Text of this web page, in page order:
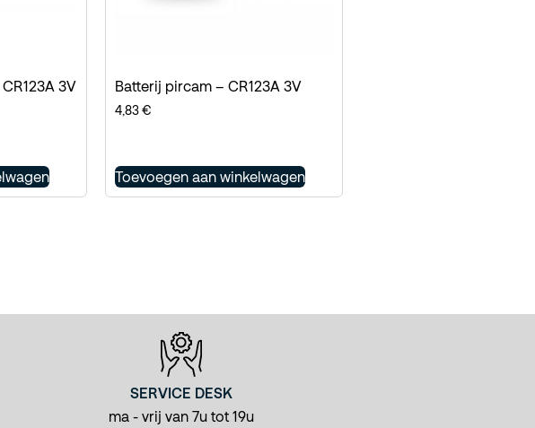
3V Batterij pircam – CR123A 3V
4,83€
Toevoegen aan winkelwagen
SERVICE DESK
ma - vrij van 7u tot 19u